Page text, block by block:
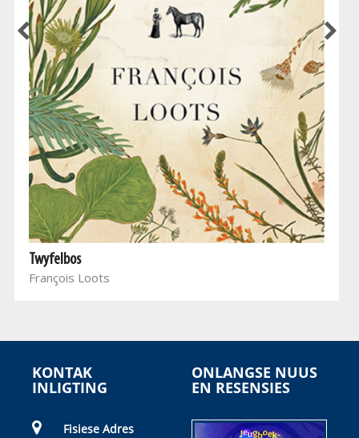
Twyfelbos
François Loots
KONTAK
INLIGTING
Fisiese Adres
ONLANGSE NUUS
EN RESENSIES